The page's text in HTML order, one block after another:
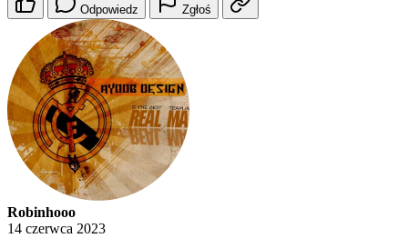
Odpowiedz Zgłoś
Robinhooo
14 czerwca 2023